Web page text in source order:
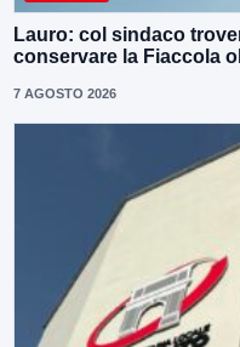
Lauro: col sindaco
conservare la Fiaccola
7 AGOSTO 2026